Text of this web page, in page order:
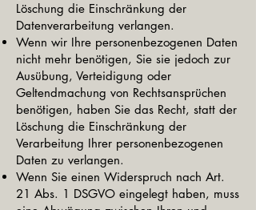
Löschung die Einschränkung der
Datenverarbeitung verlangen.
Wenn wir Ihre personenbezogenen Daten
nicht mehr benötigen, Sie sie jedoch zur
Ausübung, Verteidigung oder
Geltendmachung von Rechtsansprüchen
benötigen, haben Sie das Recht, statt der
Löschung die Einschränkung der
Verarbeitung Ihrer personenbezogenen
Daten zu verlangen.
Wenn Sie einen Widerspruch nach Art.
21 Abs. 1 DSGVO eingelegt haben, muss